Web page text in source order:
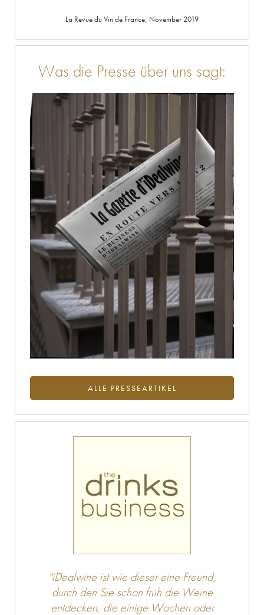
Was die Presse über uns sagt:
ALLE PRESSEARTIKEL
"iDealwine ist wie dieser eine Freund,
durch den Sie schon früh die Weine
entdecken, die einige Wochen oder